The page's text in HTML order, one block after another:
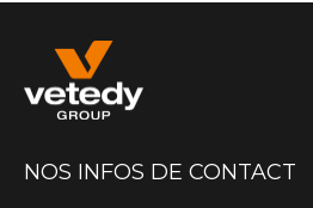
NOS INFOS DE CONTACT